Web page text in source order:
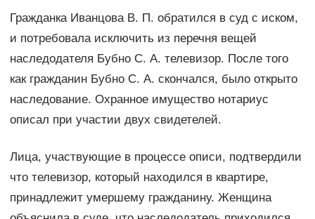
Гражданка Иванцова В. П. обратился в суд с иском,
и потребовала исключить из перечня вещей
наследодателя Бубно С. А. телевизор. После того
как гражданин Бубно С. А. скончался, было открыто
наследование. Охранное имущество нотариус
описал при участии двух свидетелей.
Лица, участвующие в процессе описи, подтвердили
что телевизор, который находился в квартире,
принадлежит умершему гражданину. Женщина